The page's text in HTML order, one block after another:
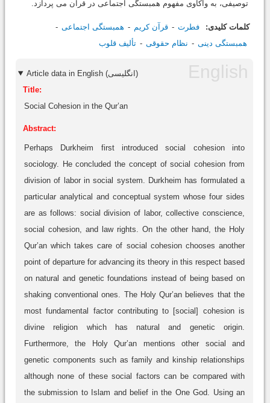
توصیفی، به واکاوی مفهوم همبستگی اجتماعی در قرآن می پردازد.
کلمات کلیدی: فطرت قرآن کریم
همبستگی اجتماعی
همبستگی دینی
نظام حقوقی تألیف قلوب
Article data in English (انگلیسی)
Title:
Social Cohesion in the Qur’an
Abstract:
Perhaps Durkheim first introduced social cohesion into
sociology. He concluded the concept of social cohesion from
division of labor in social system. Durkheim has formulated a
particular analytical and conceptual system whose four sides
are as follows: social division of labor, collective conscience,
social cohesion, and law rights. On the other hand, the Holy
Qur’an which takes care of social cohesion chooses another
point of departure for advancing its theory in this respect based
on natural and genetic foundations instead of being based on
shaking conventional ones. The Holy Qur’an believes that the
most fundamental factor contributing to [social] cohesion is
divine religion which has natural and genetic origin.
Furthermore, the Holy Qur’an mentions other social and
genetic components such as family and kinship relationships
although none of these social factors can be compared with
the submission to Islam and belief in the One God. Using an